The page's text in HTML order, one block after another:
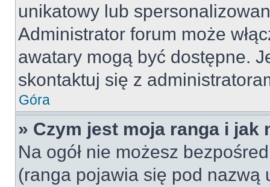
unikatowy lub
Administrator forum może
awatary mogą być dostępne.
skontaktuj się z
Góra
» Czym jest moja ranga i jak
Na ogół nie możesz
(ranga pojawia się pod